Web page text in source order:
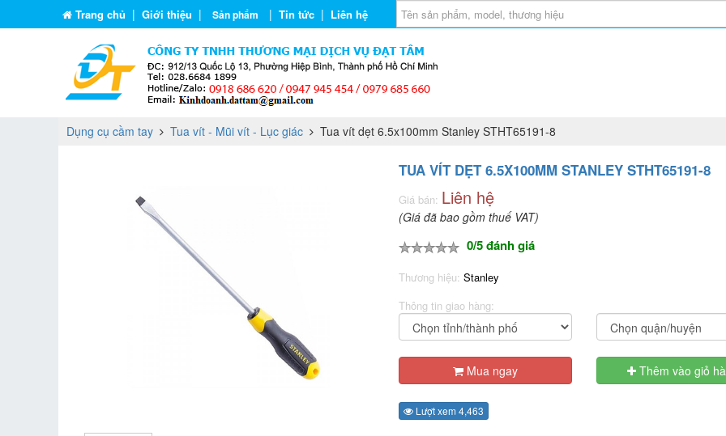
Trang chủ | Giới thiệu | Sản phẩm | Tin tức | Liên hệ
Dụng cụ cầm tay Tua vít - Mũi vít - Lục giác Tua vít dẹt 6.5x100mm Stanley STHT65191-8
TUA VÍT DẸT 6.5X100MM STANLEY STHT65191-8
Giá bán: Liên hệ
(Giá đã bao gồm thuế VAT)
0/5 đánh giá
Thương hiệu: Stanley
Thông tin giao hàng:
Mua ngay Thêm vào giỏ
Lượt xem 4,463